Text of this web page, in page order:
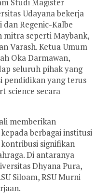
Udayana bekerja
dan Regenic-Kalbe
mitra seperti Maybank,
Varash. Ketua Umum
Oka Darmawan,
seluruh pihak yang
yang terus
science secara
memberikan
berbagai institusi
signifikan
Di antaranya
Dhyana Pura,
Siloam, RSU Murni